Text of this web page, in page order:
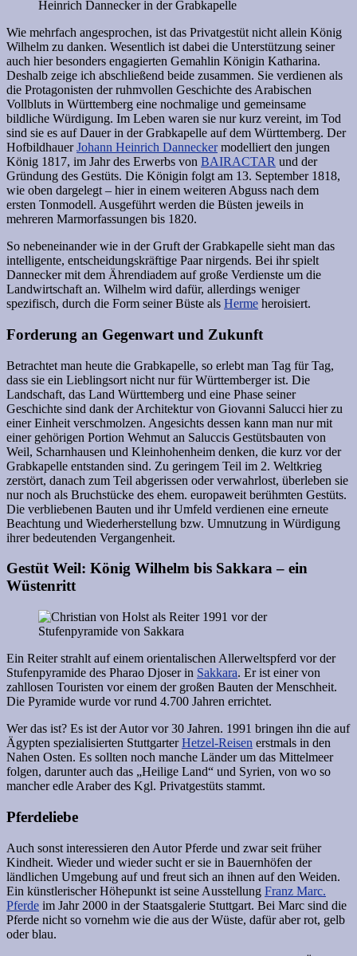
Wie mehrfach angesprochen, ist das Privatgestüt nicht allein König
Wilhelm zu danken. Wesentlich ist dabei die Unterstützung seiner
auch hier besonders engagierten Gemahlin Königin Katharina.
Deshalb zeige ich abschließend beide zusammen. Sie verdienen als
die Protagonisten der ruhmvollen Geschichte des Arabischen
Vollbluts in Württemberg eine nochmalige und gemeinsame
bildliche Würdigung. Im Leben waren sie nur kurz vereint, im Tod
sind sie es auf Dauer in der Grabkapelle auf dem Württemberg. Der
HofbildhauerJohann Heinrich Danneckermodelliert den jungen
König 1817, im Jahr des Erwerbs von BAIRACTAR und der
Gründung des Gestüts. Die Königin folgt am 13. September 1818,
wie oben dargelegt – hier in einem weiteren Abguss nach dem
ersten Tonmodell. Ausgeführt werden die Büsten jeweils in
mehreren Marmorfassungen bis 1820.
So nebeneinander wie in der Gruft der Grabkapelle sieht man das
intelligente, entscheidungskräftige Paar nirgends. Bei ihr spielt
Dannecker mit dem Ährendiadem auf große Verdienste um die
Landwirtschaft an. Wilhelm wird dafür, allerdings weniger
spezifisch, durch die Form seiner Büste als Herme heroisiert.
Forderung an Gegenwart und Zukunft
Betrachtet man heute die Grabkapelle, so erlebt man Tag für Tag,
dass sie ein Lieblingsort nicht nur für Württemberger ist. Die
Landschaft, das Land Württemberg und eine Phase seiner
Geschichte sind dank der Architektur von Giovanni Salucci hier zu
einer Einheit verschmolzen. Angesichts dessen kann man nur mit
einer gehörigen Portion Wehmut an Saluccis Gestütsbauten von
Weil, Scharnhausen und Kleinhohenheim denken, die kurz vor der
Grabkapelle entstanden sind. Zu geringem Teil im 2. Weltkrieg
zerstört, danach zum Teil abgerissen oder verwahrlost, überleben sie
nur noch als Bruchstücke des ehem. europaweit berühmten Gestüts.
Die verbliebenen Bauten und ihr Umfeld verdienen eine erneute
Beachtung und Wiederherstellung bzw. Umnutzung in Würdigung
ihrer bedeutenden Vergangenheit.
Gestüt Weil: König Wilhelm bis Sakkara – ein
Wüstenritt
Ein Reiter strahlt auf einem orientalischen Allerweltspferd vor der
Stufenpyramide des Pharao Djoser in Sakkara. Er ist einer von
zahllosen Touristen vor einem der großen Bauten der Menschheit.
Die Pyramide wurde vor rund 4.700 Jahren errichtet.
Wer das ist? Es ist der Autor vor 30 Jahren. 1991 bringen ihn die auf
Ägypten spezialisierten StuttgarterHetzel-Reisen erstmals in den
Nahen Osten. Es sollten noch manche Länder um das Mittelmeer
folgen, darunter auch das „Heilige Land“ und Syrien, von wo so
mancher edle Araber des Kgl. Privatgestüts stammt.
Pferdeliebe
Auch sonst interessieren den Autor Pferde und zwar seit früher
Kindheit. Wieder und wieder sucht er sie in Bauernhöfen der
ländlichen Umgebung auf und freut sich an ihnen auf den Weiden.
Ein künstlerischer Höhepunkt ist seine Ausstellung Franz Marc.
Pferde im Jahr 2000 in der Staatsgalerie Stuttgart. Bei Marc sind die
Pferde nicht so vornehm wie die aus der Wüste, dafür aber rot, gelb
oder blau.